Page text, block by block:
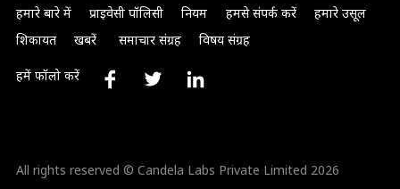
हमारे बारे में प्राइवेसी पॉलिसी नियम हमसे संपर्क करें
हमारे उसूल
शिकायत
खबरें समाचार संग्रह विषय संग्रह
हमें फॉलो करें
All rights reserved © Candela Labs Private Limited 2026